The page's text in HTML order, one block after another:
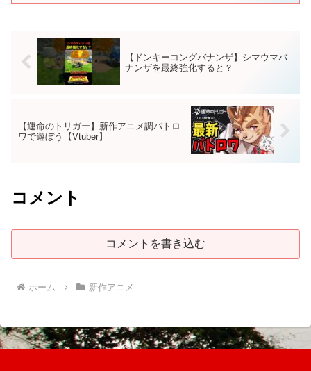
【ドンキーコングバナンザ】シマウマバ
ナンザを最終強化すると？
【運命のトリガー】新作アニメ調バトロ
ワで遊ぼう【Vtuber】
コメント
コメントを書き込む
ホーム 新作アニメ